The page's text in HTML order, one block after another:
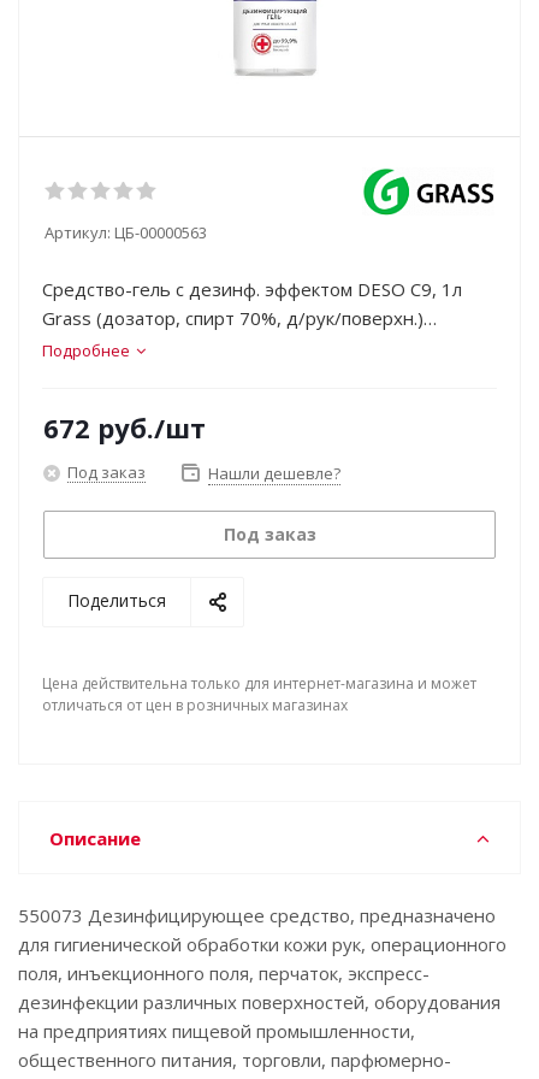
Артикул: ЦБ-00000563
Средство-гель с дезинф. эффектом DESO С9, 1л
Grass (дозатор, спирт 70%, д/рук/поверхн.)
ФИОЛЕТ.
Подробнее
672 руб./шт
Под заказ Нашли дешевле?
Под заказ
Поделиться
Цена действительна только для интернет-магазина и может
отличаться от цен в розничных магазинах
Описание
550073 Дезинфицирующее средство, предназначено
для гигиенической обработки кожи рук, операционного
поля, инъекционного поля, перчаток, экспресс-
дезинфекции различных поверхностей, оборудования
на предприятиях пищевой промышленности,
общественного питания, торговли, парфюмерно-